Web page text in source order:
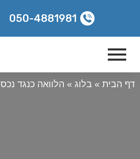
050-4881981
דף הבית » בלוג » הלוואה כנגד נכס